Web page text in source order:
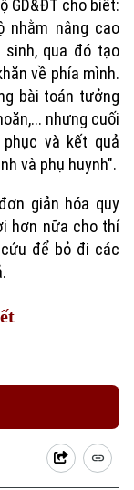
GD&ĐT cho biết:
nhằm nâng cao
qua đó tạo
về phía mình.
bài toán tưởng
nhưng cuối
và kết quả
và phụ huynh".
giản hóa quy
hơn nữa cho thí
để bỏ đi các